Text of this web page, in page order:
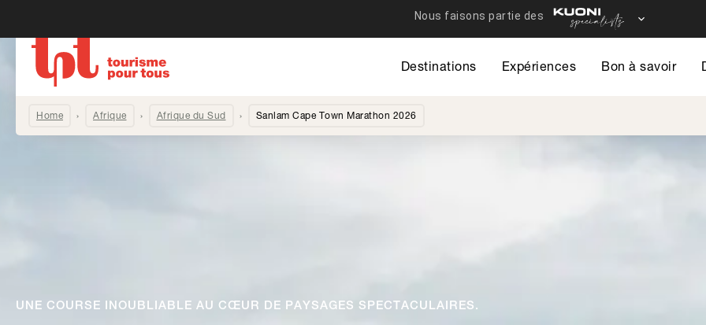
Destinations Expériences Bon à savoir
Home Afrique Afrique du Sud Sanlam Cape Town Marathon 2026
UNE COURSE INOUBLIABLE AU CŒUR DE PAYSAGES SPECTACULAIRES.